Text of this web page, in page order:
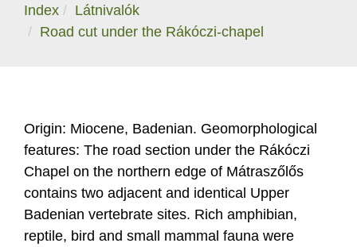
Index
Látnivalók
Road cut under the Rákóczi-chapel
Origin: Miocene, Badenian. Geomorphological
features: The road section under the Rákóczi
Chapel on the northern edge of Mátraszőlős
contains two adjacent and identical Upper
Badenian vertebrate sites. Rich amphibian,
reptile, bird and small mammal fauna were